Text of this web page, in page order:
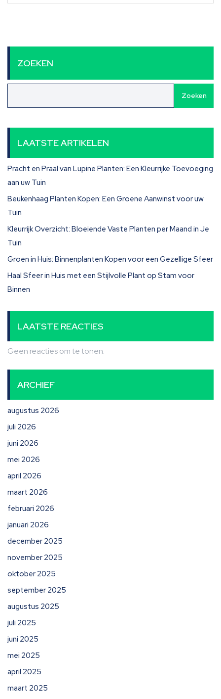
ZOEKEN
Zoeken
LAATSTE ARTIKELEN
Pracht en Praal van Lupine Planten: Een Kleurrijke Toevoeging
aan uw Tuin
Beukenhaag Planten Kopen: Een Groene Aanwinst voor uw
Tuin
Kleurrijk Overzicht: Bloeiende Vaste Planten per Maand in Je
Tuin
Groen in Huis: Binnenplanten Kopen voor een Gezellige Sfeer
Haal Sfeer in Huis met een Stijlvolle Plant op Stam voor
Binnen
LAATSTE REACTIES
Geen reacties om te tonen.
ARCHIEF
augustus 2026
juli 2026
juni 2026
mei 2026
april 2026
maart 2026
februari 2026
januari 2026
december 2025
november 2025
oktober 2025
september 2025
augustus 2025
juli 2025
juni 2025
mei 2025
april 2025
maart 2025